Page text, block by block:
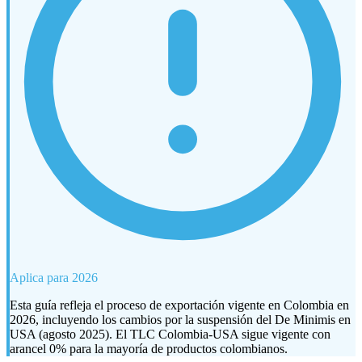
Aplica para 2026
Esta guía refleja el proceso de exportación vigente en Colombia en
2026, incluyendo los cambios por la suspensión del De Minimis en
USA (agosto 2025). El TLC Colombia-USA sigue vigente con
arancel 0% para la mayoría de productos colombianos.